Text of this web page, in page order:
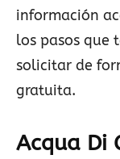
información
los pasos que
solicitar de
gratuita.
Acqua Di